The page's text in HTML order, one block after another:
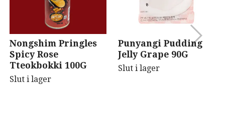
Nongshim Pringles
Spicy Rose
Tteokbokki 100G
Slut i lager
Punyangi Pudding
Jelly Grape 90G
Slut i lager